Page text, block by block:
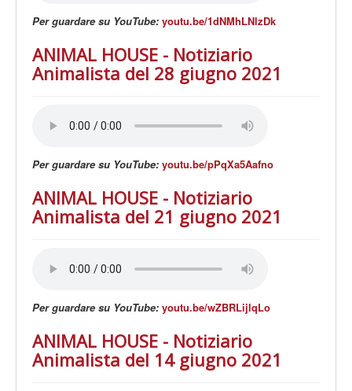
Per guardare su YouTube: youtu.be/1dNMhLNlzDk
ANIMAL HOUSE - Notiziario
Animalista del 28 giugno 2021
Per guardare su YouTube: youtu.be/pPqXa5Aafno
ANIMAL HOUSE - Notiziario
Animalista del 21 giugno 2021
Per guardare su YouTube: youtu.be/wZBRLijlqLo
ANIMAL HOUSE - Notiziario
Animalista del 14 giugno 2021